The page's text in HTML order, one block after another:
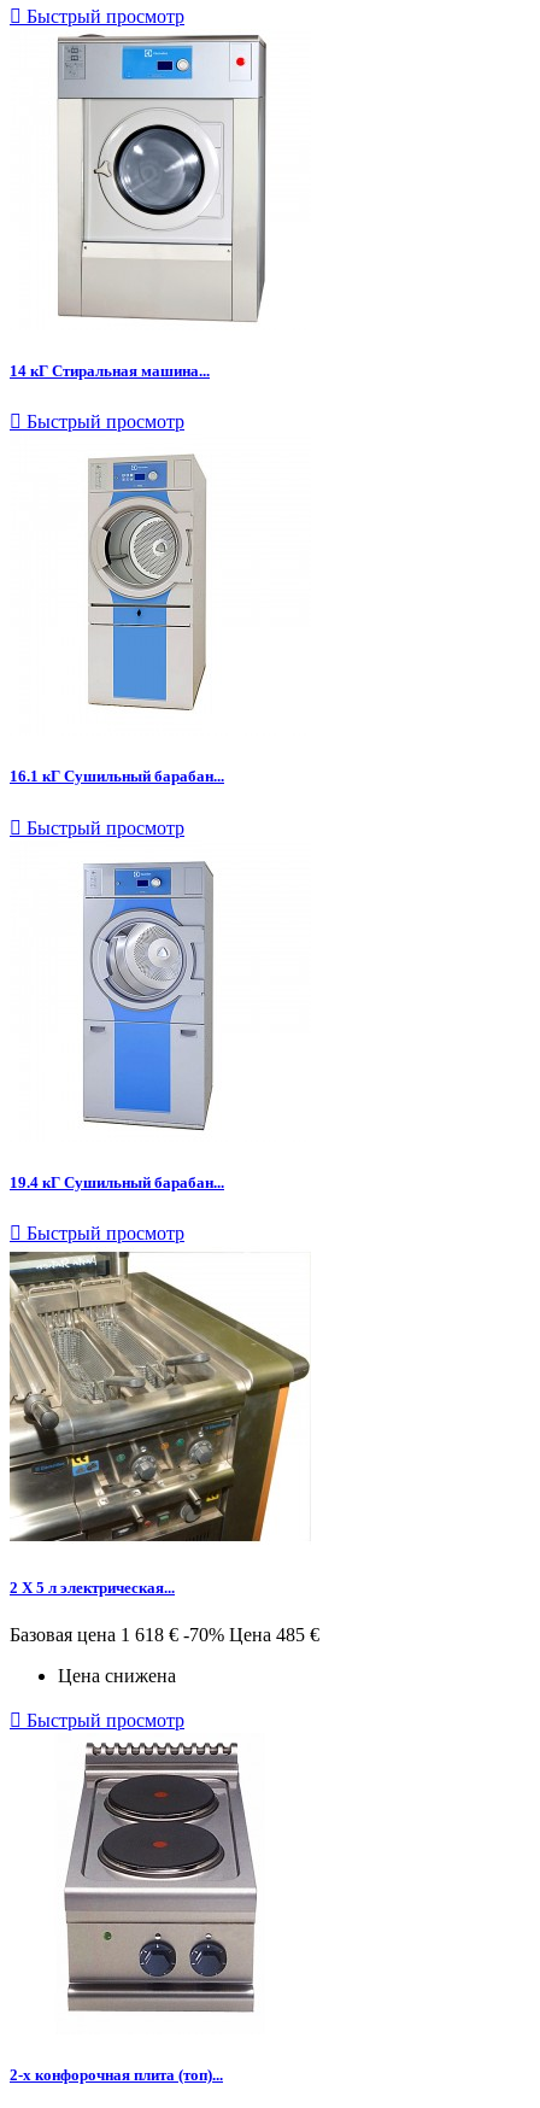
 Быстрый просмотр
14 кГ Стиральная машина...
 Быстрый просмотр
16.1 кГ Сушильный барабан...
 Быстрый просмотр
19.4 кГ Сушильный барабан...
 Быстрый просмотр
2 Х 5 л электрическая...
Базовая цена 1 618 € -70% Цена 485 €
Цена снижена
 Быстрый просмотр
2-х конфорочная плита (топ)...